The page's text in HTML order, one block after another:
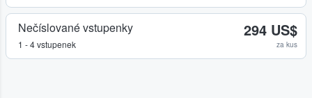
Nečíslované vstupenky
1 - 4 vstupenek
294 US$
za kus